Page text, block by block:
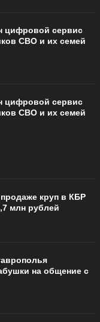
цифровой сервис
СВО и их семей
цифровой сервис
СВО и их семей
круп в КБР
млн рублей
на общение с